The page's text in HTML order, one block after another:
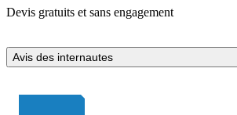
Devis gratuits et sans engagement
Avis des internautes